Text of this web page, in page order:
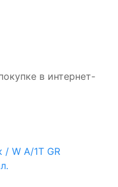
в интернет-